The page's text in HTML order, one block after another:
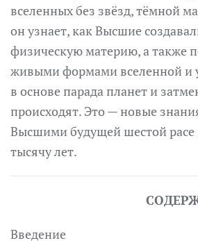
вселенных без звёзд, тёмной
он узнает, как Высшие
физическую материю, а также
живыми формами вселенной и
в основе парада планет и
происходят. Это — новые
Высшими будущей шестой
тысячу лет.
Введение